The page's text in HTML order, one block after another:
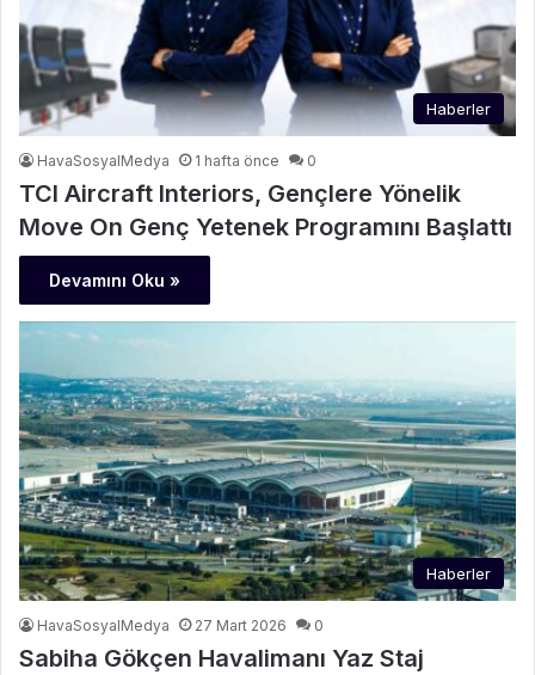
Haberler
HavaSosyalMedya 1 hafta önce 0
TCI Aircraft Interiors, Gençlere Yönelik
Move On Genç Yetenek Programını Başlattı
Devamını Oku »
Haberler
HavaSosyalMedya 27 Mart 2026 0
Sabiha Gökçen Havalimanı Yaz Staj